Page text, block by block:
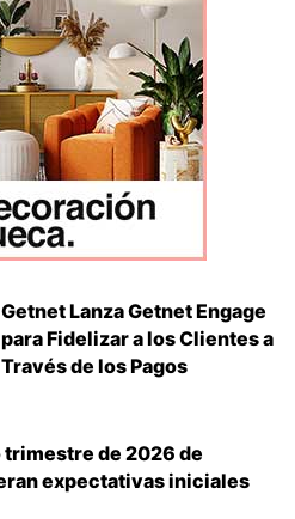
Getnet Lanza Getnet Engage
para Fidelizar a los Clientes a
Través de los Pagos
de 2026 de
expectativas iniciales